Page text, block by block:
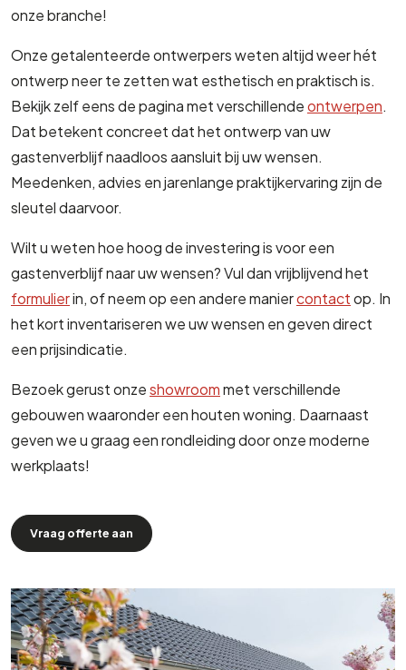
onze branche!
Onze getalenteerde ontwerpers weten altijd weer hét
ontwerp neer te zetten wat esthetisch en praktisch is.
Bekijk zelf eens de pagina met verschillendeontwerpen.
Dat betekent concreet dat het ontwerp van uw
gastenverblijf naadloos aansluit bij uw wensen.
Meedenken, advies en jarenlange praktijkervaring zijn de
sleutel daarvoor.
Wilt u weten hoe hoog de investering is voor een
gastenverblijf naar uw wensen? Vul dan vrijblijvend het
formulierin, of neem op een andere maniercontactop. In
het kort inventariseren we uw wensen en geven direct
een prijsindicatie.
Bezoek gerust onzeshowroommet verschillende
gebouwen waaronder een houten woning. Daarnaast
geven we u graag een rondleiding door onze moderne
werkplaats!
Vraag offerte aan